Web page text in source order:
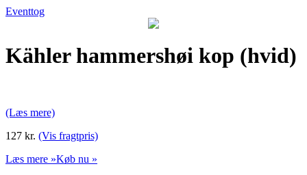
Eventtog
Kähler hammershøi kop (hvid)
(Læs mere)
127 kr. (Vis fragtpris)
Læs mere »Køb nu »